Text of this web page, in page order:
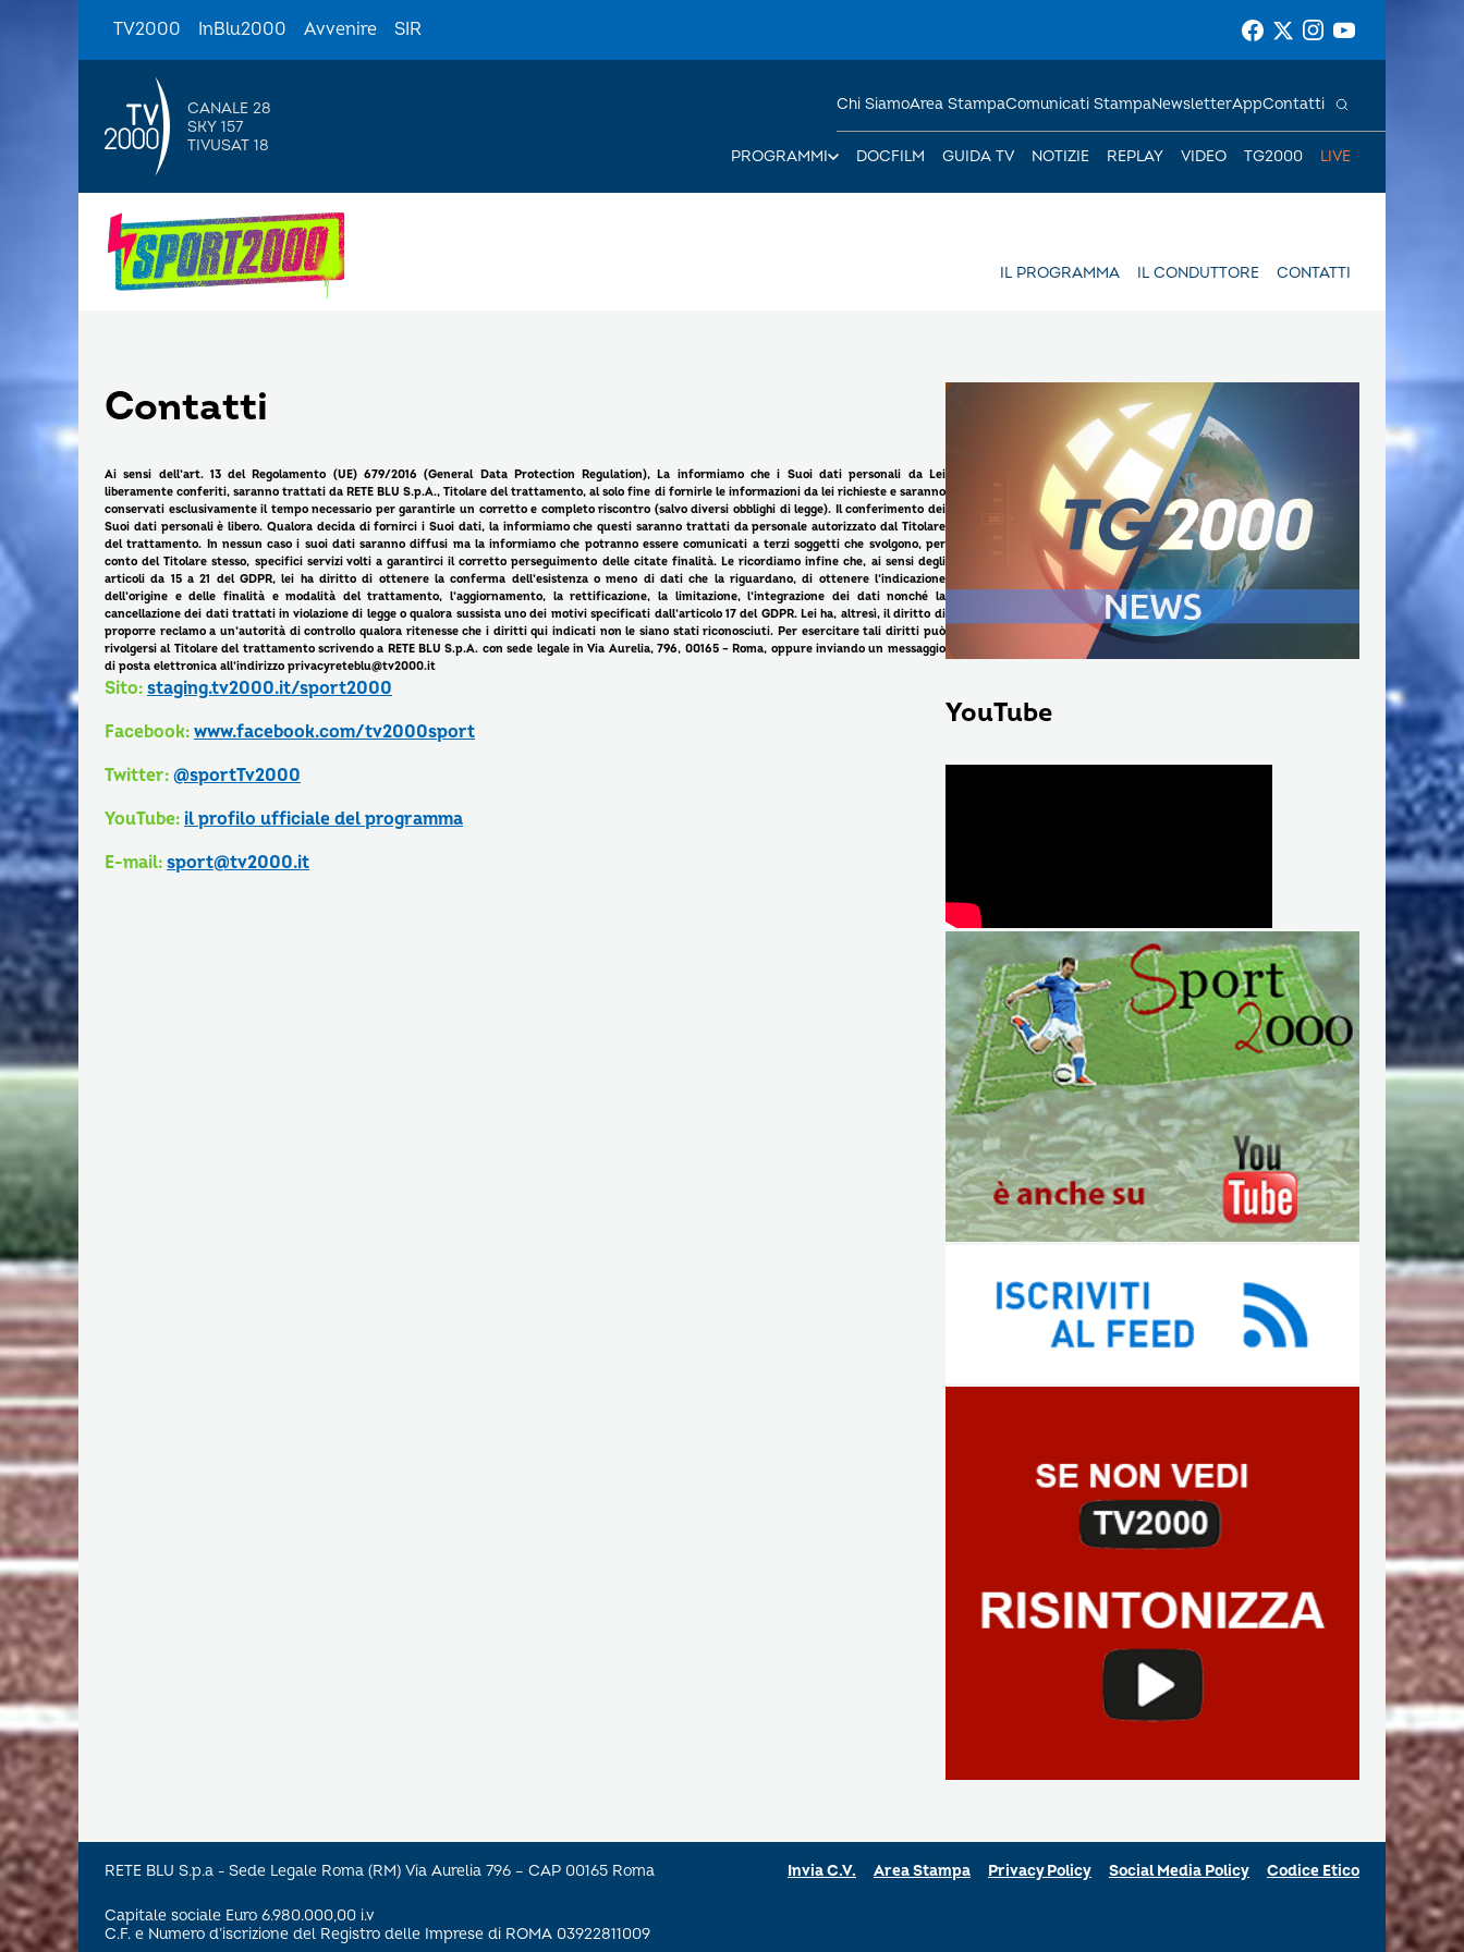
TV2000 InBlu2000 Avvenire SIR
CANALE 28
SKY 157
TIVUSAT 18
PROGRAMMI DOCFILM GUIDA TV NOTIZIE REPLAY VIDEO TG2000 LIVE
Chi SiamoArea StampaComunicati StampaNewsletterAppContatti
IL PROGRAMMA IL CONDUTTORE CONTATTI
Contatti
Ai sensi dell’art. 13 del Regolamento (UE) 679/2016 (General Data Protection Regulation), La informiamo che i Suoi dati personali da Lei
liberamente conferiti, saranno trattati da RETE BLU S.p.A., Titolare del trattamento, al solo fine di fornirle le informazioni da lei richieste e saranno
conservati esclusivamente il tempo necessario per garantirle un corretto e completo riscontro (salvo diversi obblighi di legge). Il conferimento dei
Suoi dati personali è libero. Qualora decida di fornirci i Suoi dati, la informiamo che questi saranno trattati da personale autorizzato dal Titolare
del trattamento. In nessun caso i suoi dati saranno diffusi ma la informiamo che potranno essere comunicati a terzi soggetti che svolgono, per
conto del Titolare stesso, specifici servizi volti a garantirci il corretto perseguimento delle citate finalità. Le ricordiamo infine che, ai sensi degli
articoli da 15 a 21 del GDPR, lei ha diritto di ottenere la conferma dell’esistenza o meno di dati che la riguardano, di ottenere l’indicazione
dell’origine e delle finalità e modalità del trattamento, l’aggiornamento, la rettificazione, la limitazione, l’integrazione dei dati nonché la
cancellazione dei dati trattati in violazione di legge o qualora sussista uno dei motivi specificati dall’articolo 17 del GDPR. Lei ha, altresì, il diritto di
proporre reclamo a un’autorità di controllo qualora ritenesse che i diritti qui indicati non le siano stati riconosciuti. Per esercitare tali diritti può
rivolgersi al Titolare del trattamento scrivendo a RETE BLU S.p.A. con sede legale in Via Aurelia, 796, 00165 – Roma, oppure inviando un messaggio
di posta elettronica all’indirizzo privacyreteblu@tv2000.it
Sito: staging.tv2000.it/sport2000
Facebook: www.facebook.com/tv2000sport
Twitter: @sportTv2000
YouTube: il profilo ufficiale del programma
E-mail: sport@tv2000.it
YouTube
RETE BLU S.p.a - Sede Legale Roma (RM) Via Aurelia 796 – CAP 00165 Roma
Capitale sociale Euro 6.980.000,00 i.v
C.F. e Numero d’iscrizione del Registro delle Imprese di ROMA 03922811009
Invia C.V. Area Stampa Privacy Policy Social Media Policy Codice Etico